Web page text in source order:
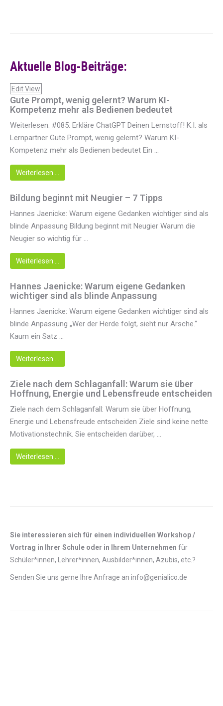
Aktuelle Blog-Beiträge:
Edit View
Gute Prompt, wenig gelernt? Warum KI-
Kompetenz mehr als Bedienen bedeutet
Weiterlesen: #085: Erkläre ChatGPT Deinen Lernstoff! K.I. als
Lernpartner Gute Prompt, wenig gelernt? Warum KI-
Kompetenz mehr als Bedienen bedeutet Ein ...
Weiterlesen …
Bildung beginnt mit Neugier – 7 Tipps
Hannes Jaenicke: Warum eigene Gedanken wichtiger sind als
blinde Anpassung Bildung beginnt mit Neugier Warum die
Neugier so wichtig für ...
Weiterlesen …
Hannes Jaenicke: Warum eigene Gedanken
wichtiger sind als blinde Anpassung
Hannes Jaenicke: Warum eigene Gedanken wichtiger sind als
blinde Anpassung „Wer der Herde folgt, sieht nur Ärsche.“
Kaum ein Satz ...
Weiterlesen …
Ziele nach dem Schlaganfall: Warum sie über
Hoffnung, Energie und Lebensfreude entscheiden
Ziele nach dem Schlaganfall: Warum sie über Hoffnung,
Energie und Lebensfreude entscheiden Ziele sind keine nette
Motivationstechnik. Sie entscheiden darüber, ...
Weiterlesen …
Sie interessieren sich für einen individuellen Workshop /
Vortrag in Ihrer Schule oder in Ihrem Unternehmen für
Schüler*innen, Lehrer*innen, Ausbilder*innen, Azubis, etc.?
Senden Sie uns gerne Ihre Anfrage an info@genialico.de